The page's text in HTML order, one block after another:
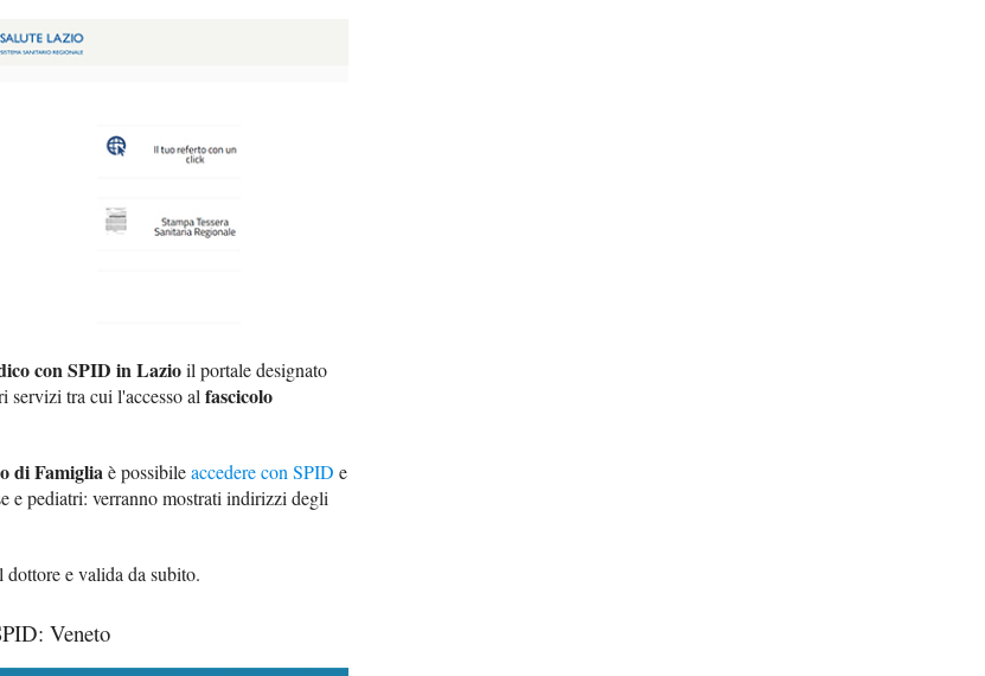
con SPID in Lazioil portale designato
servizi tra cui l'accesso al fascicolo
di Famigliaè possibileaccedere con SPID e
e pediatri: verranno mostrati indirizzi degli
dottore e valida da subito.
Veneto